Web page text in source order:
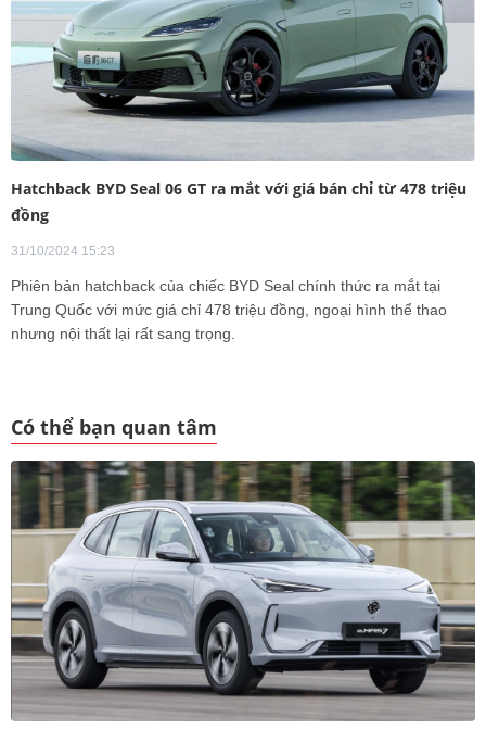
Hatchback BYD Seal 06 GT ra mắt với giá bán chỉ từ 478 triệu
đồng
31/10/2024 15:23
Phiên bản hatchback của chiếc BYD Seal chính thức ra mắt tại
Trung Quốc với mức giá chỉ 478 triệu đồng, ngoại hình thể thao
nhưng nội thất lại rất sang trọng.
Có thể bạn quan tâm